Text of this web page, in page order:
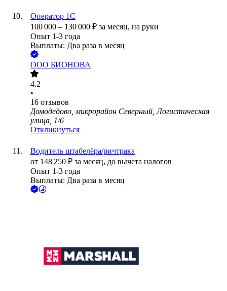
Оператор 1С
100 000 – 130 000 ₽ за месяц, на руки
Опыт 1-3 года
Выплаты: Два раза в месяц
ООО БИОНОВА
4.2
•
16 отзывов
Домодедово, микрорайон Северный, Логистическая
улица, 1/6
Откликнуться
Водитель штабелёра/ричтрака
от 148 250 ₽ за месяц, до вычета налогов
Опыт 1-3 года
Выплаты: Два раза в месяц